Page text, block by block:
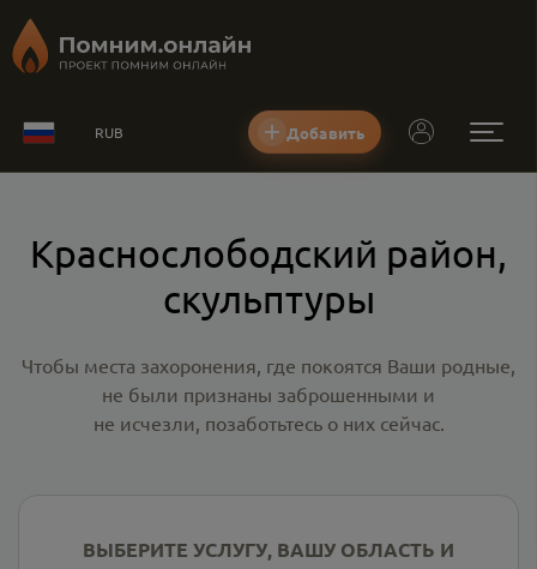
RUB Добавить
Краснослободский район,
скульптуры
Чтобы места захоронения, где покоятся Ваши родные,
не были признаны заброшенными и
не исчезли, позаботьтесь о них сейчас.
ВЫБЕРИТЕ УСЛУГУ, ВАШУ ОБЛАСТЬ И